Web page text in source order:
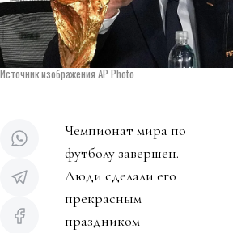
Источник изображения AP Photo
Чемпионат мира по
футболу завершен.
Люди сделали его
прекрасным
праздником